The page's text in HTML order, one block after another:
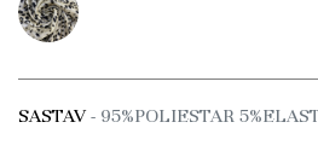
SASTAV- 95%POLIESTAR